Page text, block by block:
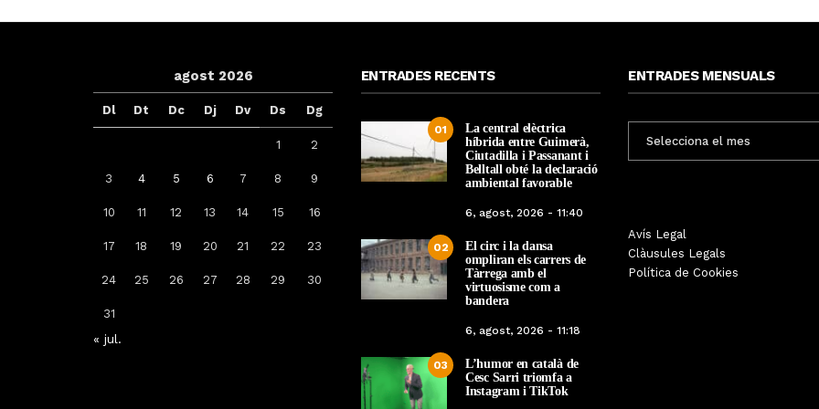
agost 2026
Dl Dt Dc Dj Dv Ds Dg
1 2
3 4 5 6 7 8 9
10 11 12 13 14 15 16
17 18 19 20 21 22 23
24 25 26 27 28 29 30
31
« jul.
ENTRADES RECENTS
01
La central elèctrica
híbrida entre Guimerà,
Ciutadilla i Passanant i
Belltall obté la declaració
ambiental favorable
6, agost, 2026 - 11:40
02
El circ i la dansa
ompliran els carrers de
Tàrrega amb el
virtuosisme com a
bandera
6, agost, 2026 - 11:18
03
L’humor en català de
Cesc Sarri triomfa a
Instagram i TikTok
ENTRADES MENSUALS
MENSUALS
Avís Legal
Clàusules Legals
Política de Cookies
en nou punt de
Tàrrega Televisió
abril, 2026 - 08:10
Sexenni, Fades, Ouineta i The
Targarians, caps de cartell de la
Festa Major de Maig de Tàrrega
2026
Les Gastrosàvies protagonitzen
una gran trobada al Món Sant
Benet que referma el valor de la
cuina tradicional
27, novembre, 2025 - 08:28
protagonista de la
Cinema Espiritual de